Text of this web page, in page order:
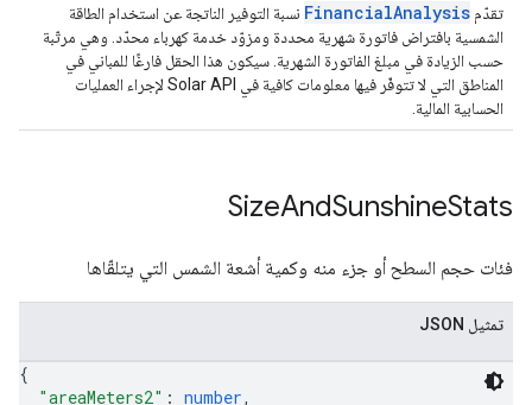
تقدّم FinancialAnalysis نسبة التوفير الناتجة عن استخدام الطاقة
الشمسية بافتراض فاتورة شهرية محددة ومزوّد خدمة كهرباء محدّد. وهي مرتّبة
حسب الزيادة في مبلغ الفاتورة الشهرية. سيكون هذا الحقل فارغًا للمباني في
المناطق التي لا تتوفّر فيها معلومات كافية في Solar API لإجراء العمليات
الحسابية المالية.
SizeAndSunshineStats
فئات حجم السطح أو جزء منه وكمية أشعة الشمس التي يتلقّاها
تمثيل JSON
{
"areaMeters2" : number,